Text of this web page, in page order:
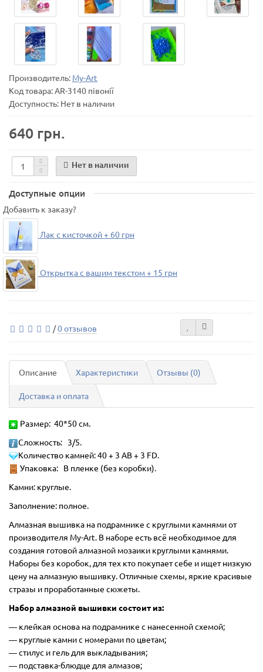
Производитель: My-Art
Код товара:AR-3140 півонії
Доступность: Нет в наличии
640 грн.
Нет в наличии
Доступные опции
Добавить к заказу?
Лак с кисточкой + 60 грн
Открытка с вашим текстом + 15 грн
/0 отзывов
Описание Характеристики Отзывы (0)
Доставка и оплата
Размер: 40*50 см.
Сложность: 3/5.
Количество камней:40 + 3 AB + 3 FD.
Упаковка: В пленке (без коробки).
Камни: круглые.
Заполнение: полное.
Алмазная вышивка на подрамнике с круглыми камнями от
производителя My-Art. В наборе есть всё необходимое для
создания готовой алмазной мозаики круглыми камнями.
Наборы без коробок, для тех кто покупает себе и ищет низкую
цену на алмазную вышивку. Отличные схемы, яркие красивые
стразы и проработанные сюжеты.
Набор алмазной вышивки состоит из:
― клейкая основа на подрамнике с нанесенной схемой;
― круглые камни с номерами по цветам;
― стилус и гель для выкладывания;
― подставка-блюдце для алмазов;